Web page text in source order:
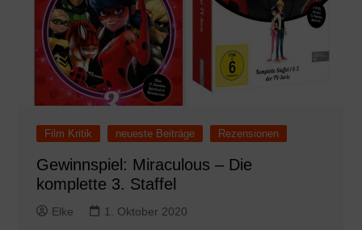
Film Kritik neueste Beiträge Rezensionen
Gewinnspiel: Miraculous – Die
komplette 3. Staffel
Elke 1. Oktober 2020